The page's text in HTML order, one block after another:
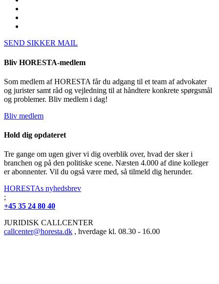
SEND SIKKER MAIL
Bliv HORESTA-medlem
Som medlem af HORESTA får du adgang til et team af advokater
og jurister samt råd og vejledning til at håndtere konkrete spørgsmål
og problemer. Bliv medlem i dag!
Bliv medlem
Hold dig opdateret
Tre gange om ugen giver vi dig overblik over, hvad der sker i
branchen og på den politiske scene. Næsten 4.000 af dine kolleger
er abonnenter. Vil du også være med, så tilmeld dig herunder.
HORESTAs nyhedsbrev
;
+45 35 24 80 40
JURIDISK CALLCENTER
callcenter@horesta.dk , hverdage kl. 08.30 - 16.00